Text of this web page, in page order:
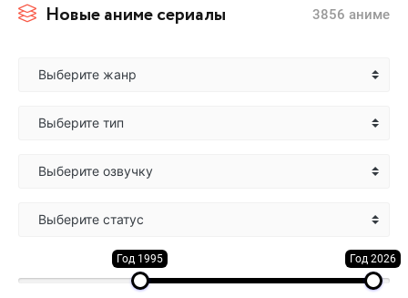
Новые аниме сериалы 3856 аниме
Выберите жанр
Выберите тип
Выберите озвучку
Выберите статус
Год 1995 Год 2026